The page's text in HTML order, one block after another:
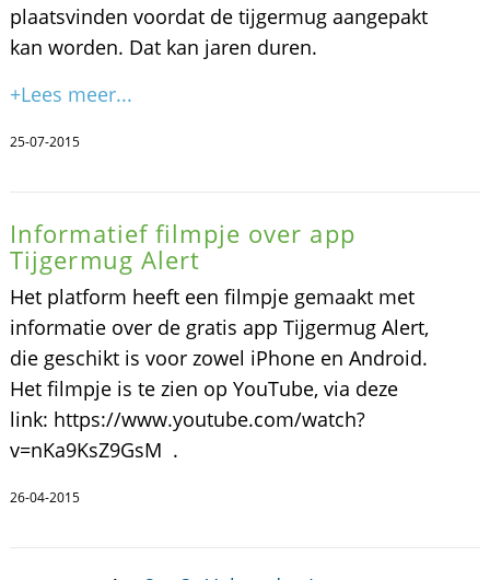
plaatsvinden voordat de tijgermug aangepakt
kan worden. Dat kan jaren duren.
+Lees meer...
25-07-2015
Informatief filmpje over app
Tijgermug Alert
Het platform heeft een filmpje gemaakt met
informatie over de gratis app Tijgermug Alert,
die geschikt is voor zowel iPhone en Android.
Het filmpje is te zien op YouTube, via deze
link: https://www.youtube.com/watch?
v=nKa9KsZ9GsM .
26-04-2015